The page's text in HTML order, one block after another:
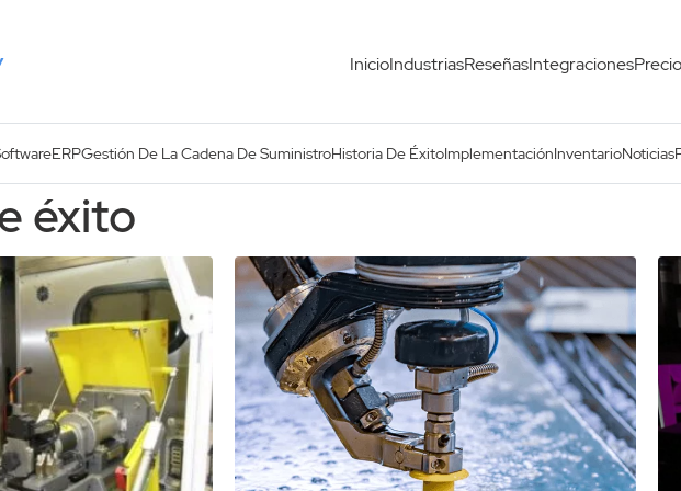
InicioIndustriasReseñasIntegraciones
ERPGestión De La Cadena De SuministroHistoria De ÉxitoImplementaciónInventarioNoticias
éxito